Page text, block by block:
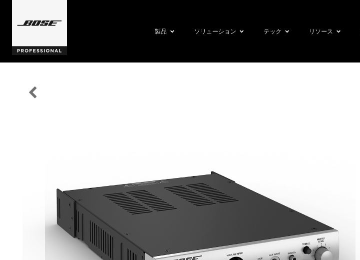
製品 ソリューション テック リソース